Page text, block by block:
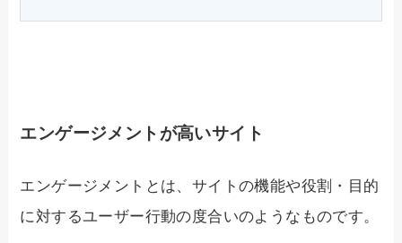
エンゲージメントが高いサイト
エンゲージメントとは、サイトの機能や役割・目的
に対するユーザー行動の度合いのようなものです。